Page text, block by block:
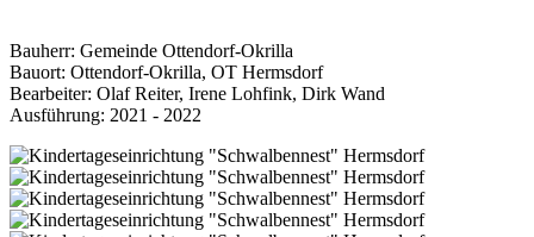
Bauherr: Gemeinde Ottendorf-Okrilla
Bauort: Ottendorf-Okrilla, OT Hermsdorf
Bearbeiter: Olaf Reiter, Irene Lohfink, Dirk Wand
Ausführung: 2021 - 2022